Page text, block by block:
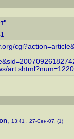
, 13:41 , 27-Сен-07, (1)